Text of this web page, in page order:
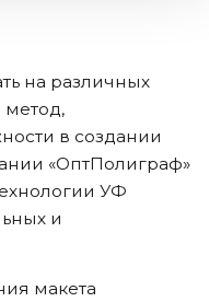
на различных
метод,
в создании
«ОптПолиграф»
УФ
и
макета